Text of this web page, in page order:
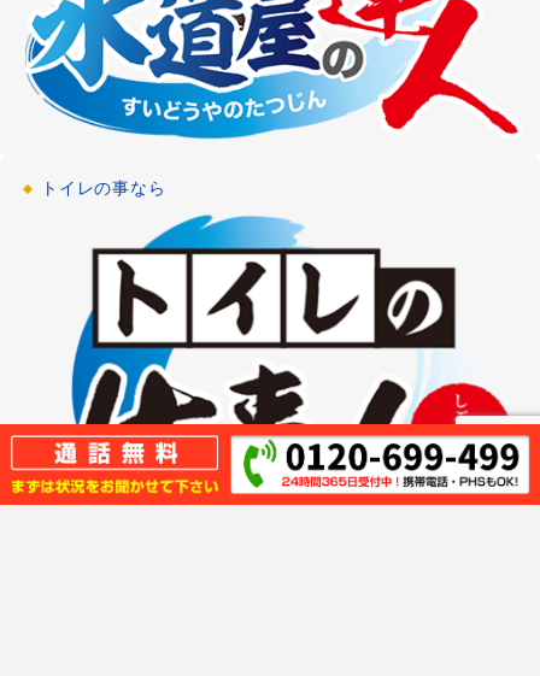
2021-02-12
給湯器修理
浴室・お風呂の給湯器修理・交換
[埼玉県越谷市]
トイレの事なら